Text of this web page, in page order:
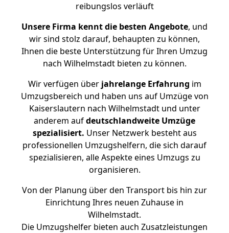
reibungslos verläuft
Unsere Firma kennt die besten Angebote, und
wir sind stolz darauf, behaupten zu können,
Ihnen die beste Unterstützung für Ihren Umzug
nach Wilhelmstadt bieten zu können.
Wir verfügen überjahrelange Erfahrung im
Umzugsbereich und haben uns auf Umzüge von
Kaiserslautern nach Wilhelmstadt und unter
anderem aufdeutschlandweite Umzüge
spezialisiert. Unser Netzwerk besteht aus
professionellen Umzugshelfern, die sich darauf
spezialisieren, alle Aspekte eines Umzugs zu
organisieren.
Von der Planung über den Transport bis hin zur
Einrichtung Ihres neuen Zuhause in
Wilhelmstadt.
Die Umzugshelfer bieten auch Zusatzleistungen